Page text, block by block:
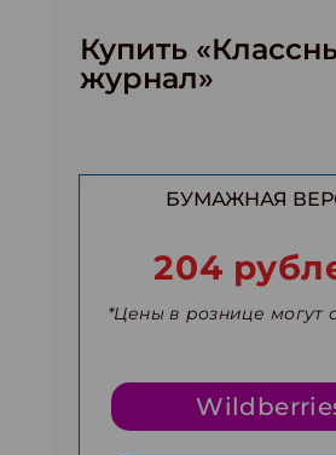
Купить
журнал»
БУМАЖНАЯ
204
*Цены в рознице могут